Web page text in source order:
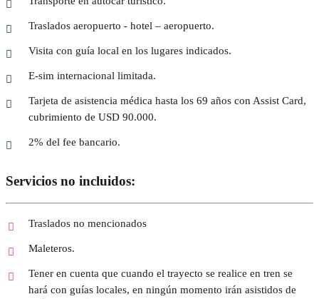
Traslados aeropuerto - hotel – aeropuerto.
Visita con guía local en los lugares indicados.
E-sim internacional limitada.
Tarjeta de asistencia médica hasta los 69 años con Assist Card,
cubrimiento de USD 90.000.
2% del fee bancario.
Servicios no incluidos:
Traslados no mencionados
Maleteros.
Tener en cuenta que cuando el trayecto se realice en tren se
hará con guías locales, en ningún momento irán asistidos de